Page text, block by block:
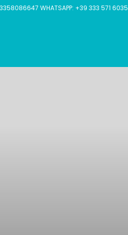
WHATSAPP: +39 333 571 6035